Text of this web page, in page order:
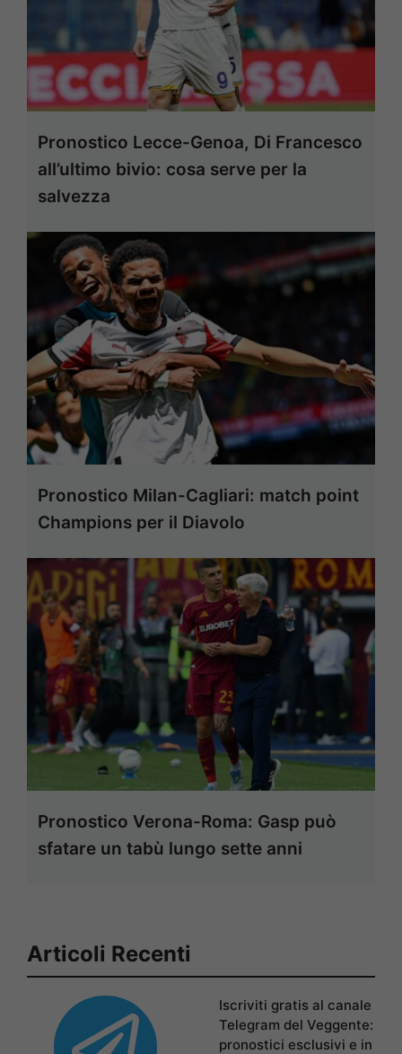
Pronostico Lecce-Genoa, Di Francesco
all’ultimo bivio: cosa serve per la
salvezza
Pronostico Milan-Cagliari: match point
Champions per il Diavolo
Pronostico Verona-Roma: Gasp può
sfatare un tabù lungo sette anni
Articoli Recenti
Iscriviti gratis al canale
Telegram del Veggente:
pronostici esclusivi e in